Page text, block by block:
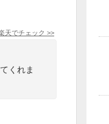
天でチェック >>
くれま